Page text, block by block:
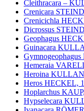
Cleithracara –
Crenicara
Crenicichla
Dicrossus
Geophagus
Guinacara
Hemeraia
Heroina
Heros HECKEL,
Hoplarchus
Hypselecara